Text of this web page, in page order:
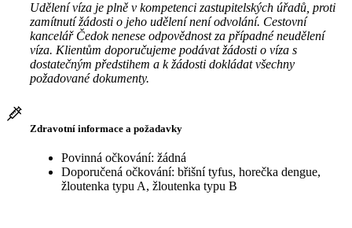
Udělení víza je plně v kompetenci zastupitelských úřadů, proti
zamítnutí žádosti o jeho udělení není odvolání. Cestovní
kancelář Čedok nenese odpovědnost za případné neudělení
víza. Klientům doporučujeme podávat žádosti o víza s
dostatečným předstihem a k žádosti dokládat všechny
požadované dokumenty.
Zdravotní informace a požadavky
Povinná očkování: žádná
Doporučená očkování: břišní tyfus, horečka dengue,
žloutenka typu A, žloutenka typu B